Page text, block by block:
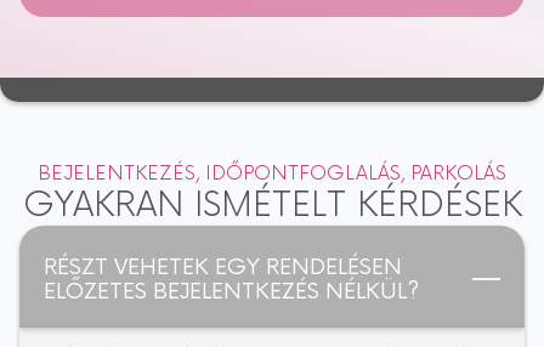
BEJELENTKEZÉS, IDŐPONTFOGLALÁS, PARKOLÁS
GYAKRAN ISMÉTELT KÉRDÉSEK
RÉSZT VEHETEK EGY RENDELÉSEN
ELŐZETES BEJELENTKEZÉS NÉLKÜL?